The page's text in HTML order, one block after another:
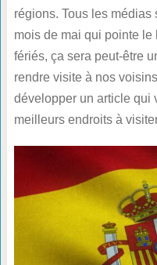
régions. Tous les médias
mois de mai qui pointe
fériés, ça sera peut-être
rendre visite à nos
développer un article qui
meilleurs endroits à